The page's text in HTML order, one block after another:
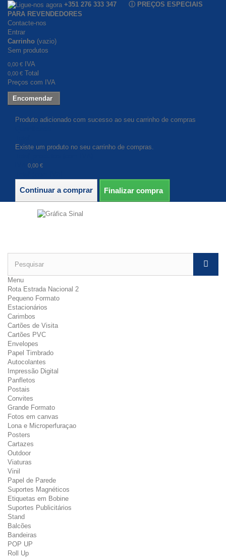
+351 276 333 347 ⓘ PREÇOS ESPECIAIS
PARA REVENDEDORES
Contacte-nos
Entrar
Carrinho (vazio)
Sem produtos
0,00 € IVA
0,00 € Total
Preços com IVA
Encomendar
Produto adicionado com sucesso ao seu carrinho de compras
Existe um produto no seu carrinho de compras.
0,00 €
Continuar a comprar Finalizar compra
Menu
Rota Estrada Nacional 2
Pequeno Formato
Estacionários
Carimbos
Cartões de Visita
Cartões PVC
Envelopes
Papel Timbrado
Autocolantes
Impressão Digital
Panfletos
Postais
Convites
Grande Formato
Fotos em canvas
Lona e Microperfuraçao
Posters
Cartazes
Outdoor
Viaturas
Vinil
Papel de Parede
Suportes Magnéticos
Etiquetas em Bobine
Suportes Publicitários
Stand
Balcões
Bandeiras
POP UP
Roll Up